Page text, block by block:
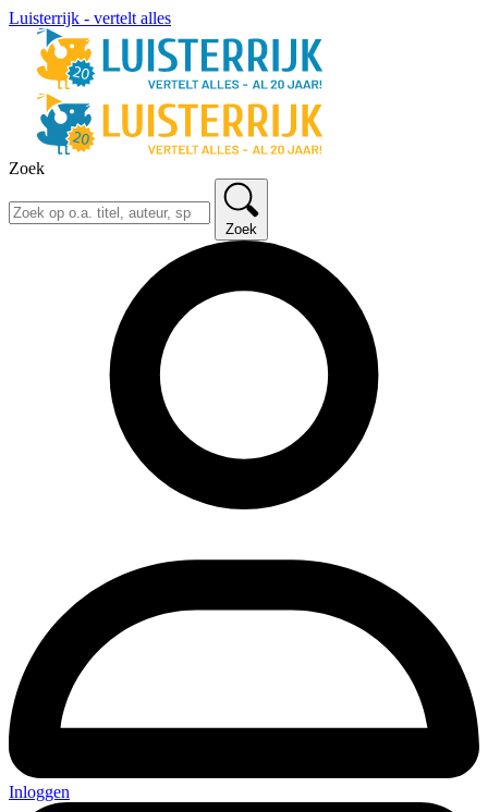
Luisterrijk - vertelt alles
Zoek
Zoek
Inloggen